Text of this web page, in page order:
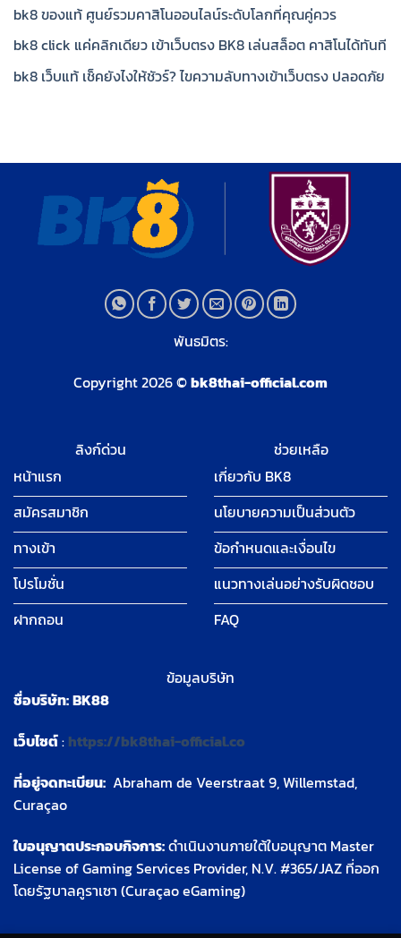
bk8 ของแท้ ศูนย์รวมคาสิโนออนไลน์ระดับโลกที่คุณคู่ควร
bk8 click แค่คลิกเดียว เข้าเว็บตรง BK8 เล่นสล็อต คาสิโนได้ทันที
bk8 เว็บแท้ เช็คยังไงให้ชัวร์? ไขความลับทางเข้าเว็บตรง ปลอดภัย
พันธมิตร:
Copyright 2026 ©bk8thai-official.com
ลิงก์ด่วน
หน้าแรก
สมัครสมาชิก
ทางเข้า
โปรโมชั่น
ฝากถอน
ช่วยเหลือ
เกี่ยวกับ BK8
นโยบายความเป็นส่วนตัว
ข้อกำหนดและเงื่อนไข
แนวทางเล่นอย่างรับผิดชอบ
FAQ
ข้อมูลบริษัท
ชื่อบริษัท:BK88
เว็บไซต์: https://bk8thai-official.co
ที่อยู่จดทะเบียน: Abraham de Veerstraat 9, Willemstad,
Curaçao
ใบอนุญาตประกอบกิจการ:ดำเนินงานภายใต้ใบอนุญาต Master
License of Gaming Services Provider, N.V. #365/JAZ ที่ออก
โดยรัฐบาลคูราเซา (Curaçao eGaming)